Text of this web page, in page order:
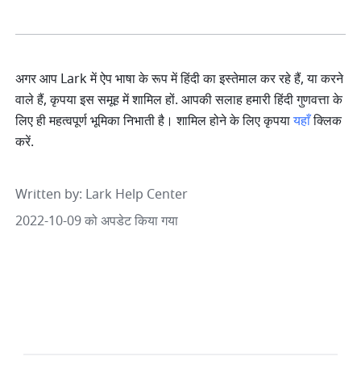
अगर आप Lark में ऐप भाषा के रूप में हिंदी का इस्तेमाल कर रहे हैं, या करने
वाले हैं, कृपया इस समूह में शामिल हों. आपकी सलाह हमारी हिंदी गुणवत्ता के
लिए ही महत्वपूर्ण भूमिका निभाती है। शामिल होने के लिए कृपया यहाँ क्लिक
करें.
Written by: Lark Help Center
2022-10-09 को अपडेट किया गया